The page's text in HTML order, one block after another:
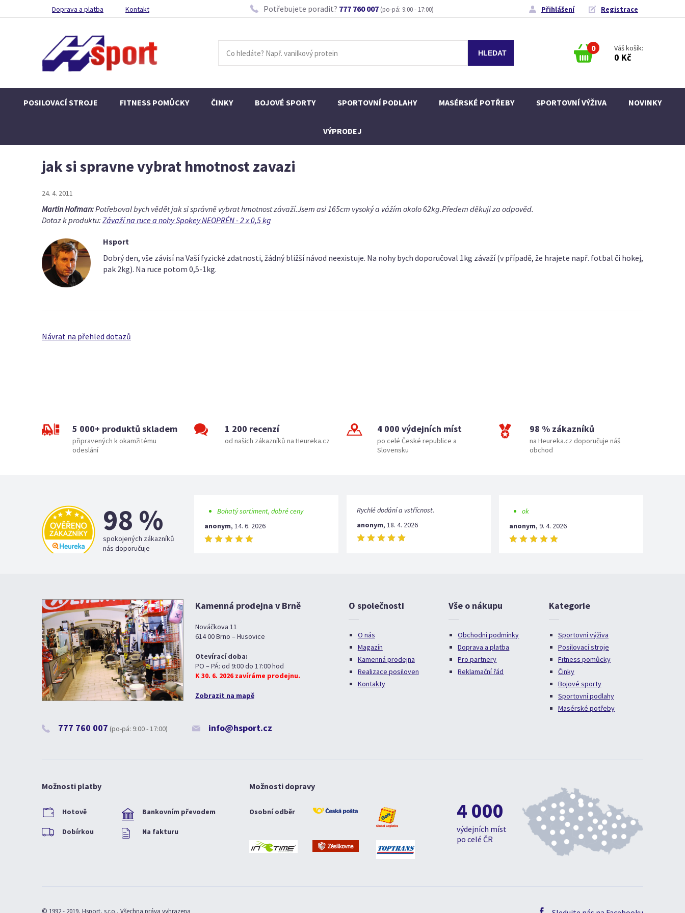
Doprava a platba Kontakt Potřebujete poradit? 777 760 007 (po-pá: 9:00 - 17:00) Přihlášení Registrace
0 Váš košík:
0 Kč
POSILOVACÍ STROJE FITNESS POMŮCKY ČINKY BOJOVÉ SPORTY SPORTOVNÍ PODLAHY MASÉRSKÉ POTŘEBY SPORTOVNÍ VÝŽIVA NOVINKY
VÝPRODEJ
jak si spravne vybrat hmotnost zavazi
24. 4. 2011
Martin Hofman:Potřeboval bych vědět jak si správně vybrat hmotnost závaží.Jsem asi 165cm vysoký a vážím okolo 62kg.Předem děkuji za odpověd.
Dotaz k produktu: Závaží na ruce a nohy Spokey NEOPRÉN - 2 x 0,5 kg
Hsport
Dobrý den, vše závisí na Vaší fyzické zdatnosti, žádný bližší návod neexistuje. Na nohy bych doporučoval 1kg závaží (v případě, že hrajete např. fotbal či hokej,
pak 2kg). Na ruce potom 0,5-1kg.
Návrat na přehled dotazů
5 000+ produktů skladem
připravených k okamžitému
odeslání
1 200 recenzí
od našich zákazníků na Heureka.cz
4 000 výdejních míst
po celé České republice a
Slovensku
98 % zákazníků
na Heureka.cz doporučuje náš
obchod
98 %
spokojených zákazníků
nás doporučuje
Bohatý sortiment, dobré ceny
anonym, 14. 6. 2026
Rychlé dodání a vstřícnost.
anonym, 18. 4. 2026
ok
anonym, 9. 4. 2026
Kamenná prodejna v Brně
Nováčkova 11
614 00 Brno – Husovice
Otevírací doba:
PO – PÁ: od 9:00 do 17:00 hod
K 30. 6. 2026 zavíráme prodejnu.
Zobrazit na mapě
777 760 007 (po-pá: 9:00 - 17:00) info@hsport.cz
O společnosti
O nás
Magazín
Kamenná prodejna
Realizace posiloven
Kontakty
Vše o nákupu
Obchodní podmínky
Doprava a platba
Pro partnery
Reklamační řád
Kategorie
Sportovní výživa
Posilovací stroje
Fitness pomůcky
Činky
Bojové sporty
Sportovní podlahy
Masérské potřeby
Možnosti platby
Hotově Bankovním převodem
Dobírkou Na fakturu
Možnosti dopravy
Osobní odběr 4 000
výdejních míst
po celé ČR
© 1992 - 2019, Hsport, s.r.o., Všechna práva vyhrazena